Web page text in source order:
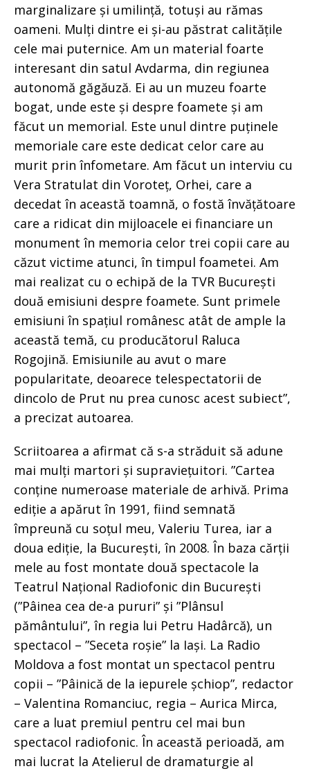
marginalizare și umilință, totuși au rămas
oameni. Mulți dintre ei și-au păstrat calitățile
cele mai puternice. Am un material foarte
interesant din satul Avdarma, din regiunea
autonomă găgăuză. Ei au un muzeu foarte
bogat, unde este și despre foamete și am
făcut un memorial. Este unul dintre puținele
memoriale care este dedicat celor care au
murit prin înfometare. Am făcut un interviu cu
Vera Stratulat din Voroteț, Orhei, care a
decedat în această toamnă, o fostă învățătoare
care a ridicat din mijloacele ei financiare un
monument în memoria celor trei copii care au
căzut victime atunci, în timpul foametei. Am
mai realizat cu o echipă de la TVR București
două emisiuni despre foamete. Sunt primele
emisiuni în spațiul românesc atât de ample la
această temă, cu producătorul Raluca
Rogojină. Emisiunile au avut o mare
popularitate, deoarece telespectatorii de
dincolo de Prut nu prea cunosc acest subiect”,
a precizat autoarea.
Scriitoarea a afirmat că s-a străduit să adune
mai mulți martori și supraviețuitori. ”Cartea
conține numeroase materiale de arhivă. Prima
ediție a apărut în 1991, fiind semnată
împreună cu soțul meu, Valeriu Turea, iar a
doua ediție, la București, în 2008. În baza cărții
mele au fost montate două spectacole la
Teatrul Național Radiofonic din București
(”Pâinea cea de-a pururi” și ”Plânsul
pământului”, în regia lui Petru Hadârcă), un
spectacol – ”Seceta roșie” la Iași. La Radio
Moldova a fost montat un spectacol pentru
copii – ”Pâinică de la iepurele șchiop”, redactor
– Valentina Romanciuc, regia – Aurica Mirca,
care a luat premiul pentru cel mai bun
spectacol radiofonic. În această perioadă, am
mai lucrat la Atelierul de dramaturgie al